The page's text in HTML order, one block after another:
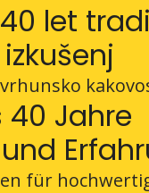
let
izkušenj
40 Jahre
für